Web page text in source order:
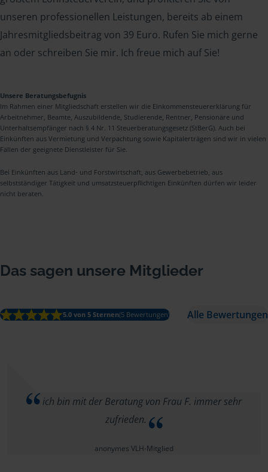
unseren professionellen Leistungen, bereits ab einem
Jahresmitgliedsbeitrag von 39 Euro. Rufen Sie mich gerne
an oder schreiben Sie mir. Ich freue mich auf Sie!
Unsere Beratungsbefugnis
Im Rahmen einer Mitgliedschaft erstellen wir die Einkommensteuererklärung für
Arbeitnehmer, Beamte, Auszubildende, Studierende, Rentner, Pensionäre und
Unterhaltsempfänger nach § 4 Nr. 11 Steuerberatungsgesetz (StBerG). Auch bei
Einkünften aus Vermietung und Verpachtung sowie Kapitalerträgen sind wir in vielen
Fällen der geeignete Dienstleister für Sie.
Bei Einkünften aus Land- und Forstwirtschaft, aus Gewerbebetrieb, aus
selbstständiger Tätigkeit und umsatzsteuerpflichtigen Einkünften dürfen wir leider
nicht beraten.
Das sagen unsere Mitglieder
5.0 von 5 Sternen(5 Bewertungen) Alle Bewertungen
ich bin mit der Beratung von Frau F. immer sehr
zufrieden.
anonymes VLH-Mitglied